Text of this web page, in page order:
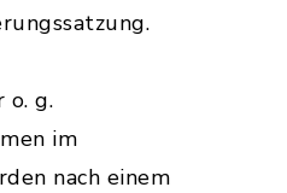
o. g.
im
nach einem